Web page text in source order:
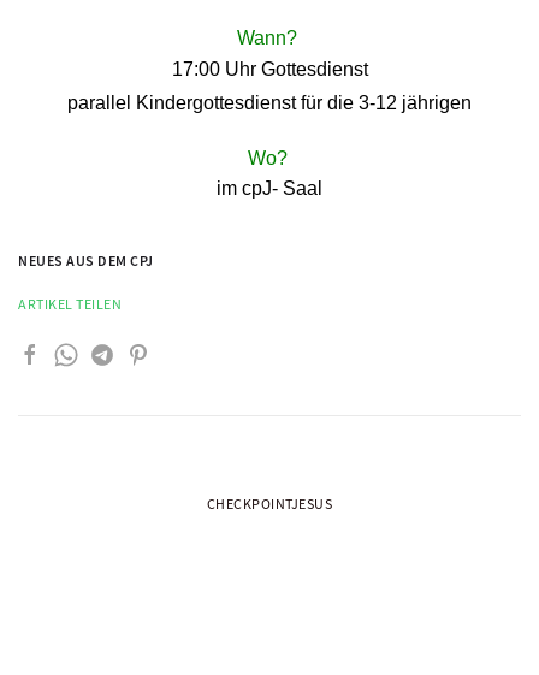
Wann?
17:00 Uhr Gottesdienst
parallel Kindergottesdienst für die 3-12 jährigen
Wo?
im cpJ- Saal
NEUES AUS DEM CPJ
ARTIKEL TEILEN
CHECKPOINTJESUS